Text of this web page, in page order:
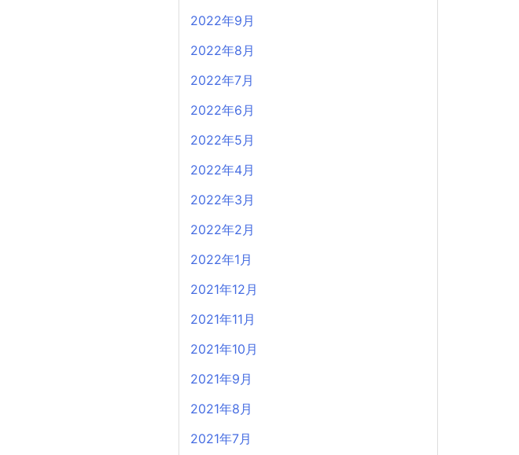
2022年9月
2022年8月
2022年7月
2022年6月
2022年5月
2022年4月
2022年3月
2022年2月
2022年1月
2021年12月
2021年11月
2021年10月
2021年9月
2021年8月
2021年7月